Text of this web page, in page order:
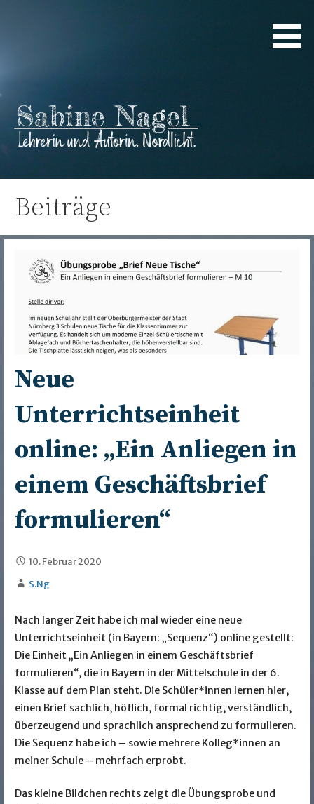
Sabine Nagel
Beiträge
Neue
Unterrichtseinheit
online: „Ein Anliegen in
einem Geschäftsbrief
formulieren“
10. Februar 2020
S.Ng
Nach langer Zeit habe ich mal wieder eine neue
Unterrichtseinheit (in Bayern: „Sequenz“) online gestellt:
Die Einheit „Ein Anliegen in einem Geschäftsbrief
formulieren“, die in Bayern in der Mittelschule in der 6.
Klasse auf dem Plan steht. Die Schüler*innen lernen hier,
einen Brief sachlich, höflich, formal richtig, verständlich,
überzeugend und sprachlich ansprechend zu formulieren.
Die Sequenz habe ich – sowie mehrere Kolleg*innen an
meiner Schule – mehrfach erprobt.
Das kleine Bildchen rechts zeigt die Übungsprobe und